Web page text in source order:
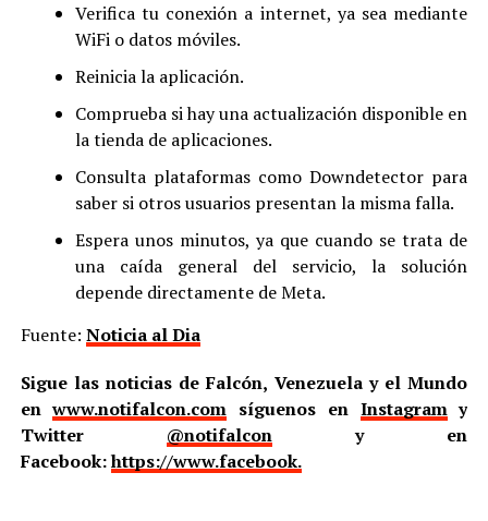
Verifica tu conexión a internet, ya sea mediante
WiFi o datos móviles.
Reinicia la aplicación.
Comprueba si hay una actualización disponible en
la tienda de aplicaciones.
Consulta plataformas como Downdetector para
saber si otros usuarios presentan la misma falla.
Espera unos minutos, ya que cuando se trata de
una caída general del servicio, la solución
depende directamente de Meta.
Fuente: Noticia al Dia
Sigue las noticias de Falcón, Venezuela y el Mundo
enwww.notifalcon.com síguenos en Instagramy
Twitter @notifalcony en
Facebook:https://www.facebook.